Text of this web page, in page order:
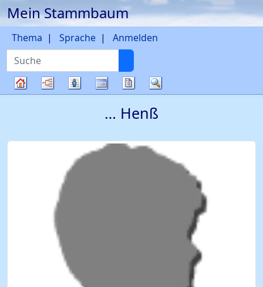
Weiter zu Hauptseite
Mein Stammbaum
Suche
Thema Sprache Anmelden
Diagramme
Listen KalenderBerichte
… Henß